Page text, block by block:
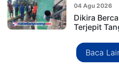
04 Agu 2026
Dikira
Terjepit
Baca